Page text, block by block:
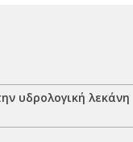
υδρολογική λεκάνη